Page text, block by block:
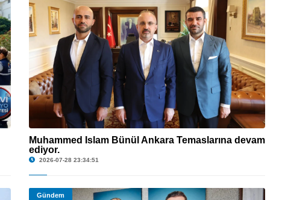
Muhammed İslam Bünül Ankara Temaslarına devam
ediyor.
2026-07-28 23:34:51
Gündem